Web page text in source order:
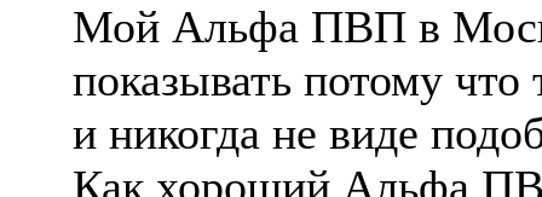
Мой Альфа ПВП в
показывать потому
и никогда не виде
Как хороший Альфа